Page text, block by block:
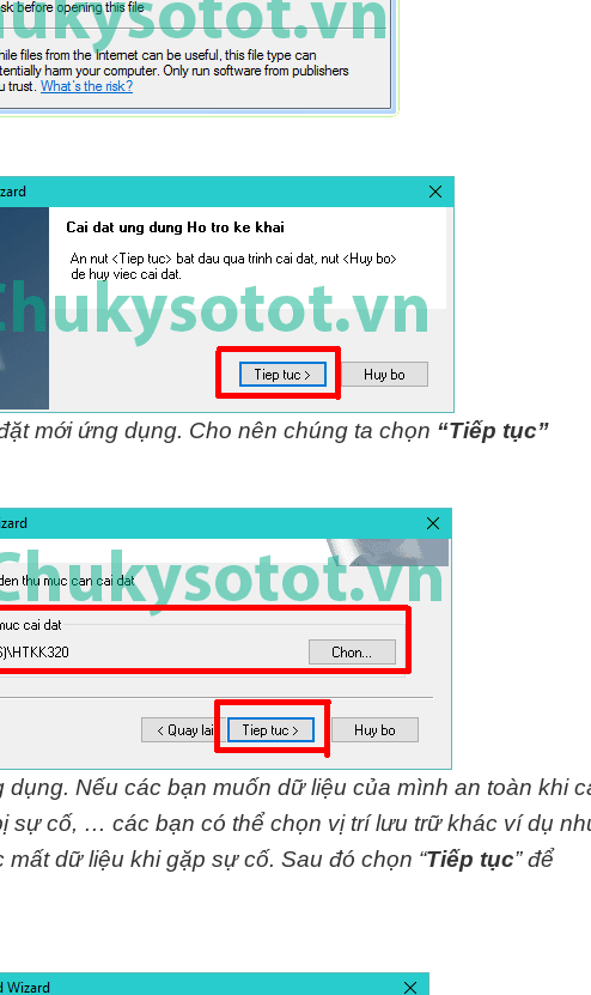
mới ứng dụng. Cho nên chúng ta chọn “Tiếp tục”
dụng. Nếu các bạn muốn dữ liệu của mình an toàn khi
sự cố, … các bạn có thể chọn vị trí lưu trữ khác ví dụ
dữ liệu khi gặp sự cố. Sau đó chọn “Tiếp tục” để